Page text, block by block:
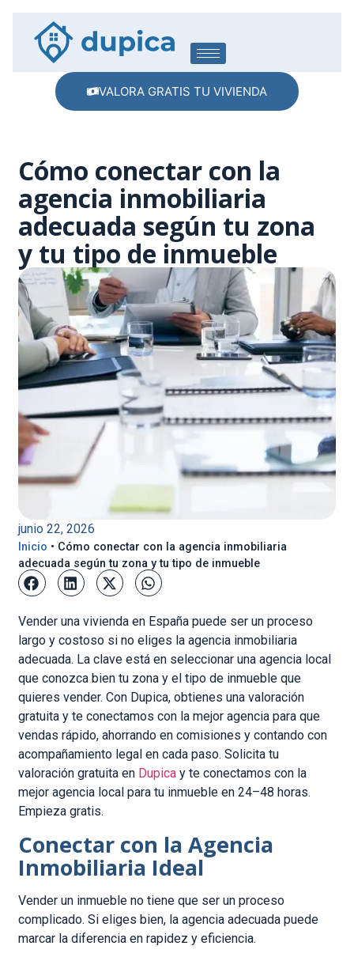
VALORA GRATIS TU VIVIENDA
Cómo conectar con la
agencia inmobiliaria
adecuada según tu zona
y tu tipo de inmueble
junio 22, 2026
Inicio • Cómo conectar con la agencia inmobiliaria
adecuada según tu zona y tu tipo de inmueble
Vender una vivienda en España puede ser un proceso
largo y costoso si no eliges la agencia inmobiliaria
adecuada. La clave está en seleccionar una agencia local
que conozca bien tu zona y el tipo de inmueble que
quieres vender. Con Dupica, obtienes una valoración
gratuita y te conectamos con la mejor agencia para que
vendas rápido, ahorrando en comisiones y contando con
acompañamiento legal en cada paso. Solicita tu
valoración gratuita en Dupica y te conectamos con la
mejor agencia local para tu inmueble en 24–48 horas.
Empieza gratis.
Conectar con la Agencia
Inmobiliaria Ideal
Vender un inmueble no tiene que ser un proceso
complicado. Si eliges bien, la agencia adecuada puede
marcar la diferencia en rapidez y eficiencia.